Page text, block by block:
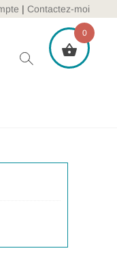
| Contactez-moi
0